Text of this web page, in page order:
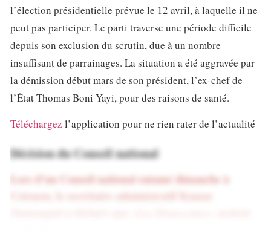
l’élection présidentielle prévue le 12 avril, à laquelle il ne
peut pas participer. Le parti traverse une période difficile
depuis son exclusion du scrutin, due à un nombre
insuffisant de parrainages. La situation a été aggravée par
la démission début mars de son président, l’ex-chef de
l’État Thomas Boni Yayi, pour des raisons de santé.
Téléchargez l’application pour ne rien rater de l’actualité
Décision du Conseil national
Lors d’un Conseil national entamé dimanche à
Cotonou, le secrétaire administratif Kamar